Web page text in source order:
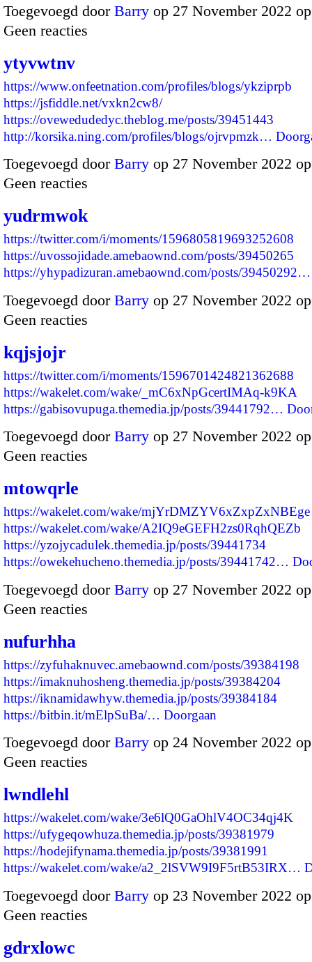
Toegevoegd door Barry op 27 November 2022
Geen reacties
ytyvwtnv
https://www.onfeetnation.com/profiles/blogs/ykziprpb
https://jsfiddle.net/vxkn2cw8/
https://ovewedudedyc.theblog.me/posts/39451443
http://korsika.ning.com/profiles/blogs/ojrvpmzk…
Toegevoegd door Barry op 27 November 2022
Geen reacties
yudrmwok
https://twitter.com/i/moments/1596805819693252608
https://uvossojidade.amebaownd.com/posts/39450265
https://yhypadizuran.amebaownd.com/posts/39450292…
Toegevoegd door Barry op 27 November 2022
Geen reacties
kqjsjojr
https://twitter.com/i/moments/1596701424821362688
https://wakelet.com/wake/_mC6xNpGcertIMAq-k9KA
https://gabisovupuga.themedia.jp/posts/39441792…
Toegevoegd door Barry op 27 November 2022
Geen reacties
mtowqrle
https://wakelet.com/wake/mjYrDMZYV6xZxpZxNBEge
https://wakelet.com/wake/A2IQ9eGEFH2zs0RqhQEZb
https://yzojycadulek.themedia.jp/posts/39441734
https://owekehucheno.themedia.jp/posts/39441742…
Toegevoegd door Barry op 27 November 2022
Geen reacties
nufurhha
https://zyfuhaknuvec.amebaownd.com/posts/39384198
https://imaknuhosheng.themedia.jp/posts/39384204
https://iknamidawhyw.themedia.jp/posts/39384184
https://bitbin.it/mElpSuBa/… Doorgaan
Toegevoegd door Barry op 24 November 2022
Geen reacties
lwndlehl
https://wakelet.com/wake/3e6lQ0GaOhlV4OC34qj4K
https://ufygeqowhuza.themedia.jp/posts/39381979
https://hodejifynama.themedia.jp/posts/39381991
https://wakelet.com/wake/a2_2lSVW9I9F5rtB53IRX…
Toegevoegd door Barry op 23 November 2022
Geen reacties
gdrxlowc